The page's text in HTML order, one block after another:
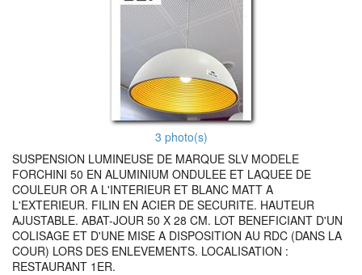
3 photo(s)
SUSPENSION LUMINEUSE DE MARQUE SLV MODELE
FORCHINI 50 EN ALUMINIUM ONDULEE ET LAQUEE DE
COULEUR OR A L'INTERIEUR ET BLANC MATT A
L'EXTERIEUR. FILIN EN ACIER DE SECURITE. HAUTEUR
AJUSTABLE. ABAT-JOUR 50 X 28 CM. LOT BENEFICIANT D'UN
COLISAGE ET D'UNE MISE A DISPOSITION AU RDC (DANS LA
COUR) LORS DES ENLEVEMENTS. LOCALISATION :
RESTAURANT 1ER.